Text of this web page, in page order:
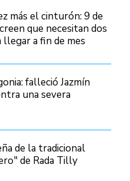
más el cinturón: 9 de
que necesitan dos
llegar a fin de mes
falleció Jazmín
una severa
de la tradicional
de Rada Tilly